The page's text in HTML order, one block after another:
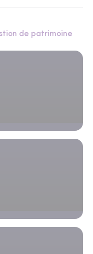
de patrimoine